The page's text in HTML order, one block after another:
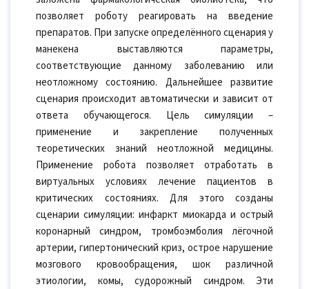
позволяет роботу реагировать на введение
препаратов. При запуске определённого сценария у
манекена выставляются параметры,
соответствующие данному заболеванию или
неотложному состоянию. Дальнейшее развитие
сценария происходит автоматически и зависит от
ответа обучающегося. Цель симуляции –
применение и закрепление полученных
теоретических знаний неотложной медицины.
Применение робота позволяет отработать в
виртуальных условиях лечение пациентов в
критических состояниях. Для этого созданы
сценарии симуляции: инфаркт миокарда и острый
коронарный синдром, тромбоэмболия лёгочной
артерии, гипертонический криз, острое нарушение
мозгового кровообращения, шок различной
этиологии, комы, судорожный синдром. Эти